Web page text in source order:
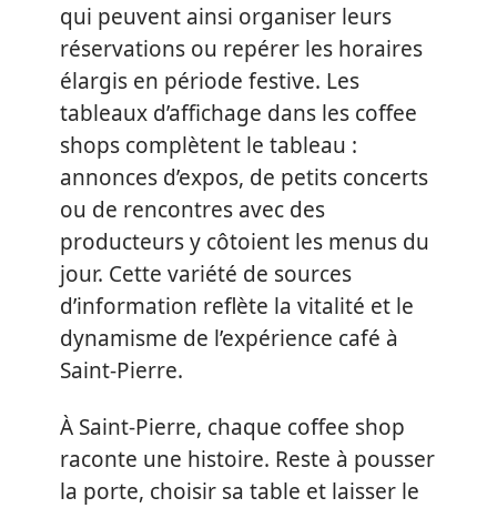
qui peuvent ainsi organiser leurs
réservations ou repérer les horaires
élargis en période festive. Les
tableaux d’affichage dans les coffee
shops complètent le tableau :
annonces d’expos, de petits concerts
ou de rencontres avec des
producteurs y côtoient les menus du
jour. Cette variété de sources
d’information reflète la vitalité et le
dynamisme de l’expérience café à
Saint-Pierre.
À Saint-Pierre, chaque coffee shop
raconte une histoire. Reste à pousser
la porte, choisir sa table et laisser le